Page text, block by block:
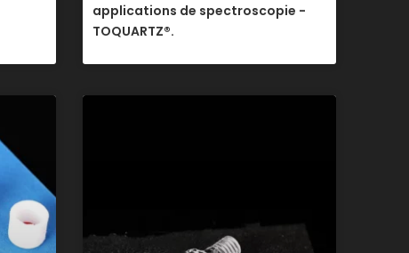
applications de spectroscopie -
TOQUARTZ®.